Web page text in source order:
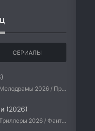
СЕРИАЛЫ
Боевики 2026 / Мелодрамы 2026 / Приключения 2026 / Ужасы 2026 / Фантастические 2026 / Зарубежные фильмы 2026 / Американские фильмы / Фильмы 2026
(2026)
Боевики 2026 / Триллеры 2026 / Фантастические 2026 / Зарубежные фильмы 2026 / Американские фильмы / Фильмы 2026